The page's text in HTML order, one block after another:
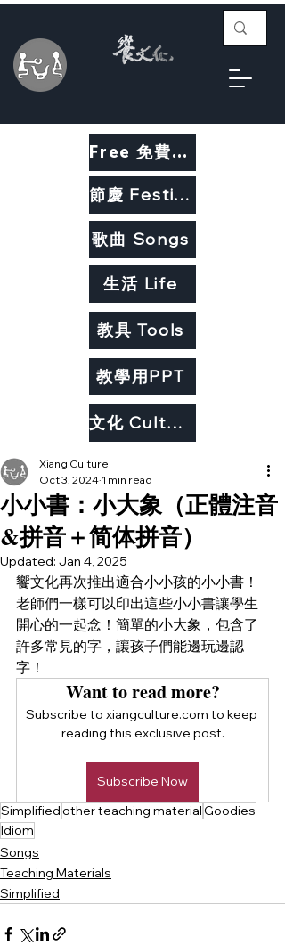
Free 免費教材
教具 Tools
節慶 Festivals
生活 Life
歌曲 Songs
教學用PPT
文化 Culture
小小書：小大象（正體注音
&拼音＋简体拼音）
Xiang Culture
Oct 3, 2024 1 min read
Updated: Jan 4, 2025
饗文化再次推出適合小小孩的小小書！
老師們一樣可以印出這些小小書讓學生
開心的一起念！簡單的小大象 ，包含了
許多常見的字，讓孩子們能邊玩邊認
字！
Want to read more?
Subscribe to xiangculture.com to keep
reading this exclusive post.
Subscribe Now
Simplifiedother teaching materialGoodies
Idiom
Songs
Teaching Materials
Simplified